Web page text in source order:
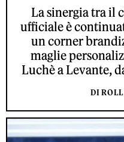
La sinergia tra il
ufficiale è
un corner
maglie
Luchè a Levante,
DI